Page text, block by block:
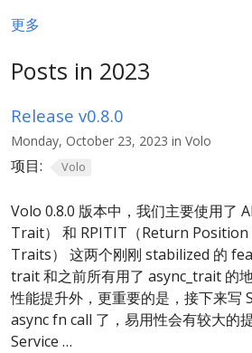
更多
Posts in 2023
Release v0.8.0
Monday, October 23, 2023 in Volo
项目: Volo
Volo 0.8.0 版本中，我们主要使用了
Trait） 和 RPITIT（Return
Traits） 这两个刚刚 stabilized 的
trait 和之前所有用了 async_trait 的
性能提升外，更重要的是，接下来写
async fn call 了，易用性会有较大的
Service …